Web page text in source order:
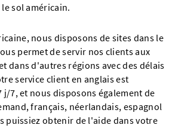
sol américain.
nous disposons de sites dans le
permet de servir nos clients aux
dans d'autres régions avec des délais
service client en anglais est
7, et nous disposons également de
français, néerlandais, espagnol
puissiez obtenir de l'aide dans votre